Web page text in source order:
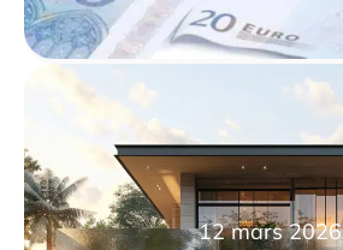
12 mars 2026